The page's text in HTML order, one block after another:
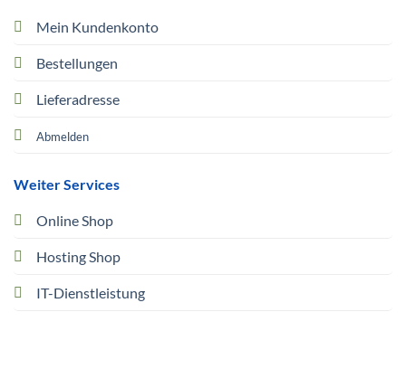
Mein Kundenkonto
Bestellungen
Lieferadresse
Abmelden
Weiter Services
Online Shop
Hosting Shop
IT-Dienstleistung